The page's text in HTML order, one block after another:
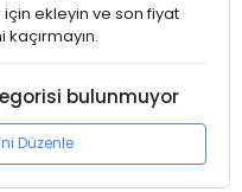
için ekleyin ve son fiyat
bulunmuyor
Düzenle